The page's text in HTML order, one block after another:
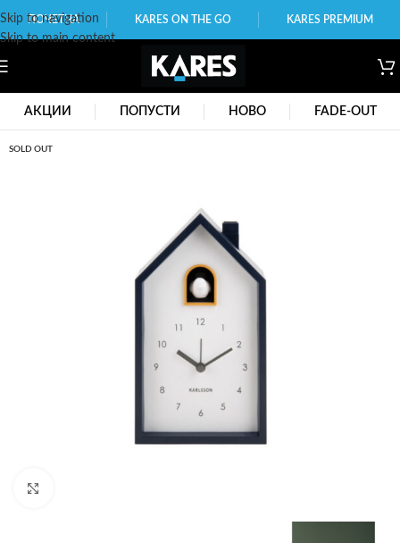
Skip to navigation
Skip to main content
ПОЧЕТНА KARES ON THE GO KARES PREMIUM
АКЦИИ ПОПУСТИ НОВО FADE-OUT
SOLD OUT